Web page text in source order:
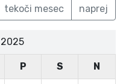
tekoči mesec naprej
P S N